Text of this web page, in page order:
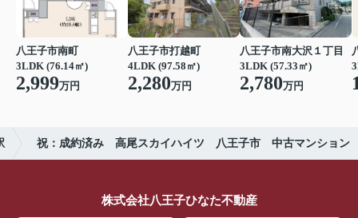
八王子市南町
3LDK (76.14㎡)
2,999万円
八王子市打越町
4LDK (97.58㎡)
2,280万円
八王子市南大沢１丁目
3LDK (57.33㎡)
2,780万円
祝：成約済み 高尾スカイハイツ 八王子市 中古マンション
株式会社八王子ひなた不動産